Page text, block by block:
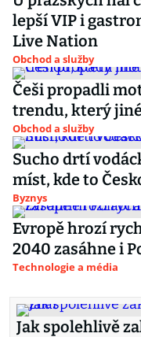
lepší VIP i
Live Nation
Obchod a služby
Češi propadli
trendu, který
Obchod a služby
Sucho drtí
míst, kde to
Byznys
Evropě hrozí
2040 zasáhne i
Technologie a média
Jak spolehlivě